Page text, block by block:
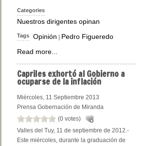
Categories
Nuestros dirigentes opinan
Tags Opinión | Pedro Figueredo
Read more...
Caprilesexhortó al Gobierno a
ocuparse de la inflación
Miércoles, 11 Septiembre 2013
Prensa Gobernación de Miranda
(0 votes)
Valles del Tuy, 11 de septiembre de 2012.-
Este miércoles, durante la graduación de